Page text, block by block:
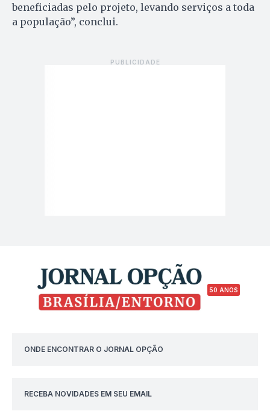
beneficiadas pelo projeto, levando serviços a toda
a população”, conclui.
50 ANOS
ONDE ENCONTRAR O JORNAL OPÇÃO
RECEBA NOVIDADES EM SEU EMAIL